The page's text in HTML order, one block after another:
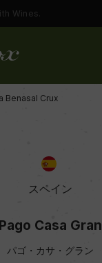
Wines.
Benasal Crux
スペイン
Pago Casa Gran
パゴ・カサ・グラン